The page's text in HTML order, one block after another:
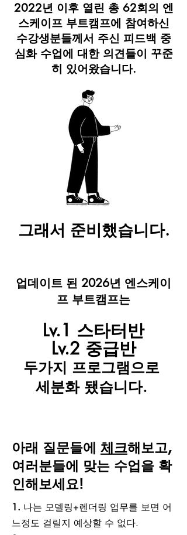
2022년 이후 열린 총 62회의 엔
스케이프 부트캠프에 참여하신
수강생분들께서 주신 피드백 중
심화 수업에 대한 의견들이 꾸준
히 있어왔습니다.
그래서 준비했습니다.
업데이트 된 2026년 엔스케이
프 부트캠프는
Lv.1 스타터반
Lv.2 중급반
두가지 프로그램으로
세분화 됐습니다.
아래 질문들에 체크해보고,
여러분들에 맞는 수업을 확
인해보세요!
1. 나는 모델링+렌더링 업무를 보면 어
느정도 걸릴지 예상할 수 없다.